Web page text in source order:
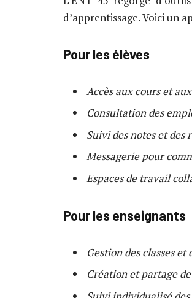
d’apprentissage. Voici un
Pour les élèves
Accès aux cours et
Consultation des
Suivi des notes et des
Messagerie pour
Espaces de travail
Pour les enseignants
Gestion des classes et
Création et partage